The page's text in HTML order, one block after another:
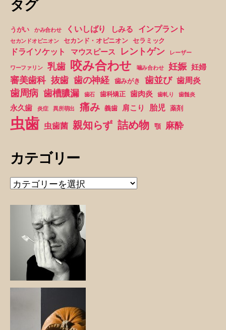
タグ
うがい かみ合わせ くいしばり しみる インプラント
セカンドオピニオン セカンド・オピニオン セラミック
ドライソケット マウスピース レントゲン レーザー
ワーファリン 乳歯 咬み合わせ 噛み合わせ 妊娠 妊婦
審美歯科 抜歯 歯の神経 歯みがき 歯並び 歯周炎
歯周病 歯槽膿漏 歯石 歯科矯正 歯肉炎 歯軋り 歯髄炎
永久歯 炎症 異所萌出 痛み 義歯 肩こり 胎児 薬剤
虫歯 虫歯菌 親知らず 詰め物 顎 麻酔
カテゴリー
カ
テ